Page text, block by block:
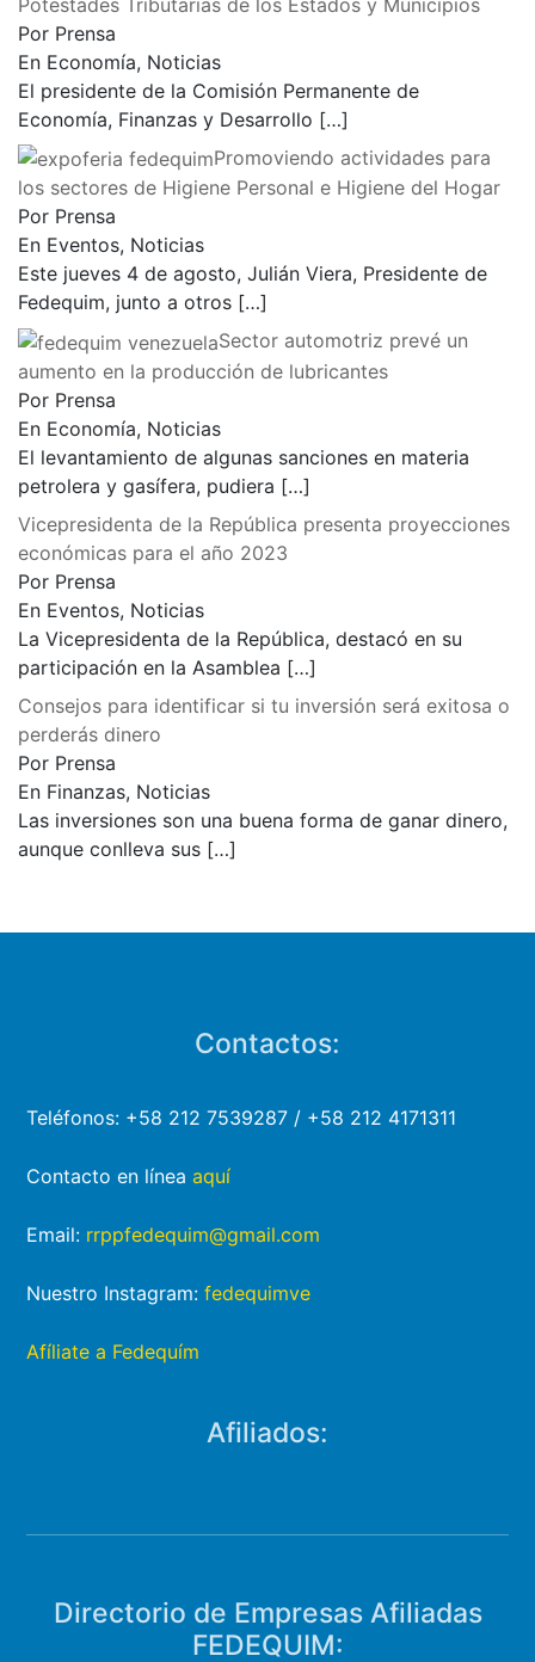
Por Prensa
En Economía, Noticias
El presidente de la Comisión Permanente de
Economía, Finanzas y Desarrollo […]
Promoviendo actividades para
los sectores de Higiene Personal e Higiene del Hogar
Por Prensa
En Eventos, Noticias
Este jueves 4 de agosto, Julián Viera, Presidente de
Fedequim, junto a otros […]
Sector automotriz prevé un
aumento en la producción de lubricantes
Por Prensa
En Economía, Noticias
El levantamiento de algunas sanciones en materia
petrolera y gasífera, pudiera […]
Vicepresidenta de la República presenta proyecciones
económicas para el año 2023
Por Prensa
En Eventos, Noticias
La Vicepresidenta de la República, destacó en su
participación en la Asamblea […]
Consejos para identificar si tu inversión será exitosa o
perderás dinero
Por Prensa
En Finanzas, Noticias
Las inversiones son una buena forma de ganar dinero,
aunque conlleva sus […]
Contactos:
Teléfonos: +58 212 7539287 / +58 212 4171311
Contacto en líneaaquí
Email: rrppfedequim@gmail.com
Nuestro Instagram:fedequimve
Afíliate a Fedequím
Afiliados:
Directorio de Empresas Afiliadas
FEDEQUIM: